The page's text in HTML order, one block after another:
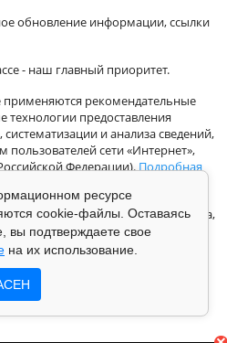
обновление информации, ссылки
- наш главный приоритет.
рекомендательные
предоставления
и анализа сведений,
сети «Интернет»,
Федерации).Подробная
г.Кемерово, ул.Кузбасская 33а,
ресурсе
cookie-файлы. Оставаясь
вы подтверждаете свое
на их использование.